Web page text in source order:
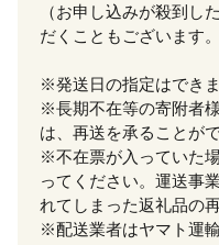
（お申し込みが殺到し
だくこともございます。
※発送日の指定はできま
※長期不在等の寄附者
は、再送を承ることが
※不在票が入っていた
ってください。運送事
れてしまった返礼品の
※配送業者はヤマト運輸